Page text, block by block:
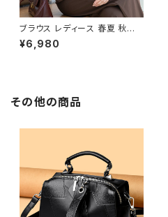
ブラウス レディース 春夏 秋冬
春 夏 秋 冬 白 黒 シャツ トップ
ス 無地ブラウス 長袖 トップス
ツ ホワイト ブラック オフィスカ
品 大人 S M L XL 2XL 20代 3
0代 40代 50代 C-TSS0061
¥6,980
その他の商品